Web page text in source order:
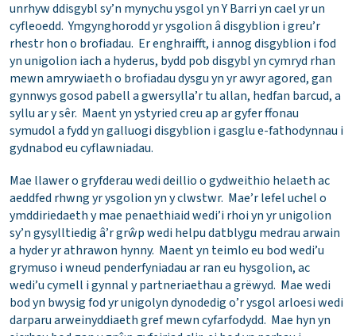
unrhyw ddisgybl sy’n mynychu ysgol yn Y Barri yn cael yr un
cyfleoedd. Ymgynghorodd yr ysgolion â disgyblion i greu’r
rhestr hon o brofiadau. Er enghraifft, i annog disgyblion i fod
yn unigolion iach a hyderus, bydd pob disgybl yn cymryd rhan
mewn amrywiaeth o brofiadau dysgu yn yr awyr agored, gan
gynnwys gosod pabell a gwersylla’r tu allan, hedfan barcud, a
syllu ar y sêr. Maent yn ystyried creu ap ar gyfer ffonau
symudol a fydd yn galluogi disgyblion i gasglu e-fathodynnau i
gydnabod eu cyflawniadau.
Mae llawer o gryfderau wedi deillio o gydweithio helaeth ac
aeddfed rhwng yr ysgolion yn y clwstwr. Mae’r lefel uchel o
ymddiriedaeth y mae penaethiaid wedi’i rhoi yn yr unigolion
sy’n gysylltiedig â’r grŵp wedi helpu datblygu medrau arwain
a hyder yr athrawon hynny. Maent yn teimlo eu bod wedi’u
grymuso i wneud penderfyniadau ar ran eu hysgolion, ac
wedi’u cymell i gynnal y partneriaethau a grëwyd. Mae wedi
bod yn bwysig fod yr unigolyn dynodedig o’r ysgol arloesi wedi
darparu arweinyddiaeth gref mewn cyfarfodydd. Mae hyn yn